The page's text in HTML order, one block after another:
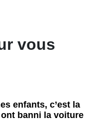
vous
enfants, c’est la
banni la voiture